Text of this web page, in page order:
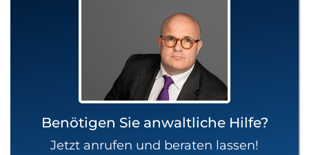
Benötigen Sie anwaltliche Hilfe?
Jetzt anrufen und beraten lassen!